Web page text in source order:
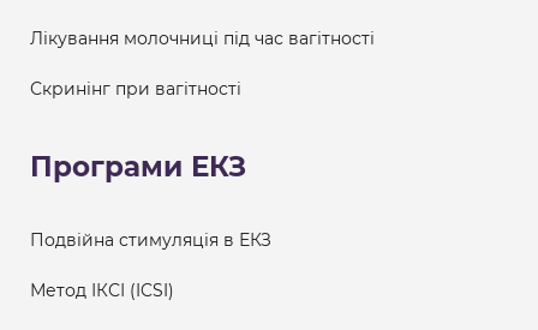
Лікування молочниці під час вагітності
Скринінг при вагітності
Програми ЕКЗ
Подвійна стимуляція в ЕКЗ
Метод ІКСІ (ICSI)